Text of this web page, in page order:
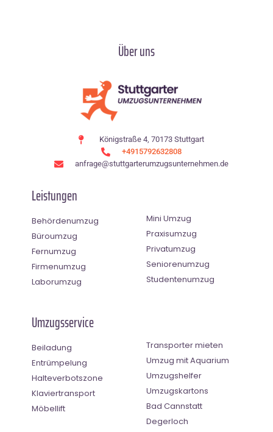
Über uns
Königstraße 4, 70173 Stuttgart
+4915792632808
anfrage@stuttgarterumzugsunternehmen.de
Leistungen
Behördenumzug
Büroumzug
Fernumzug
Firmenumzug
Laborumzug
Mini Umzug
Praxisumzug
Privatumzug
Seniorenumzug
Studentenumzug
Umzugsservice
Beiladung
Entrümpelung
Halteverbotszone
Klaviertransport
Möbellift
Transporter mieten
Umzug mit Aquarium
Umzugshelfer
Umzugskartons
Bad Cannstatt
Degerloch